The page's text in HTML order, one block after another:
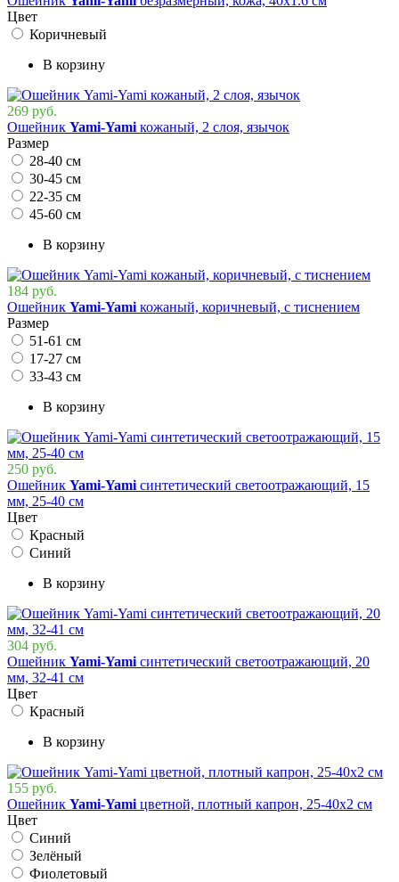
Цвет
Коричневый
В корзину
269 руб.
Ошейник Yami-Yami кожаный, 2 слоя, язычок
Размер
28-40 см
30-45 см
22-35 см
45-60 см
В корзину
184 руб.
Ошейник Yami-Yami кожаный, коричневый, с тиснением
Размер
51-61 см
17-27 см
33-43 см
В корзину
250 руб.
Ошейник Yami-Yami синтетический светоотражающий, 15
мм, 25-40 см
Цвет
Красный
Синий
В корзину
304 руб.
Ошейник Yami-Yami синтетический светоотражающий, 20
мм, 32-41 см
Цвет
Красный
В корзину
155 руб.
Ошейник Yami-Yami цветной, плотный капрон, 25-40х2 см
Цвет
Синий
Зелёный
Фиолетовый